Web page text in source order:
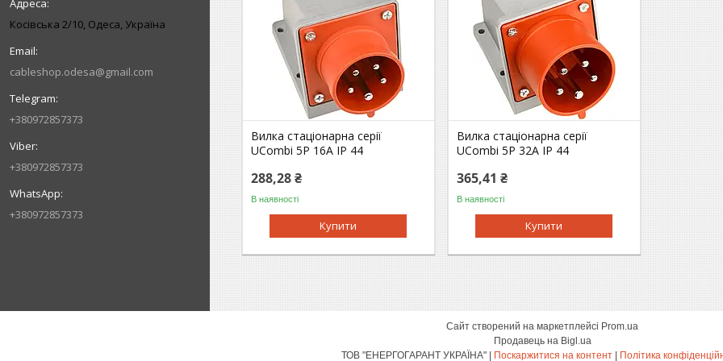
Косівська 2/10, Одеса, Україна
cableshop.odesa@gmail.com
+380972857373
+380972857373
+380972857373
Вилка стаціонарна серії
UСombi 5P 16A IP 44
288,28 ₴
В наявності
Купити
Вилка стаціонарна серії
UСombi 5P 32A IP 44
365,41 ₴
В наявності
Купити
Сайт створений на маркетплейсі Prom.ua
Продавець на Bigl.ua
Поскаржитися на контент Політика